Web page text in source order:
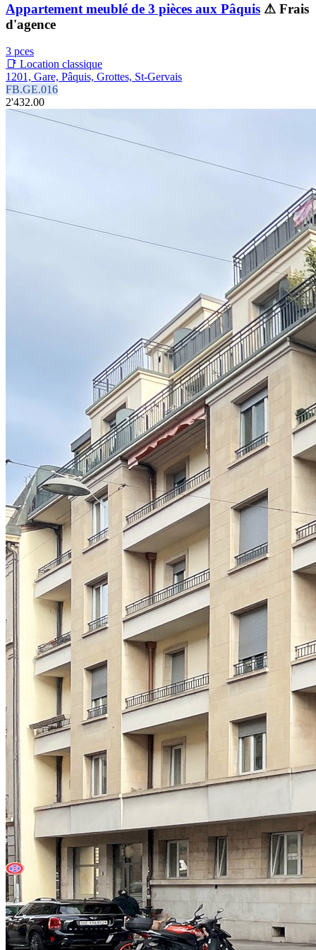
Appartement meublé de 3 pièces aux Pâquis ⚠ Frais
d'agence
3 pces
📑 Location classique
1201, Gare, Pâquis, Grottes, St-Gervais
FB.GE.016
2'432.00